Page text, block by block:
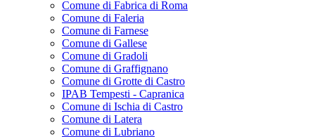
Comune di Fabrica di Roma
Comune di Faleria
Comune di Farnese
Comune di Gallese
Comune di Gradoli
Comune di Graffignano
Comune di Grotte di Castro
IPAB Tempesti - Capranica
Comune di Ischia di Castro
Comune di Latera
Comune di Lubriano